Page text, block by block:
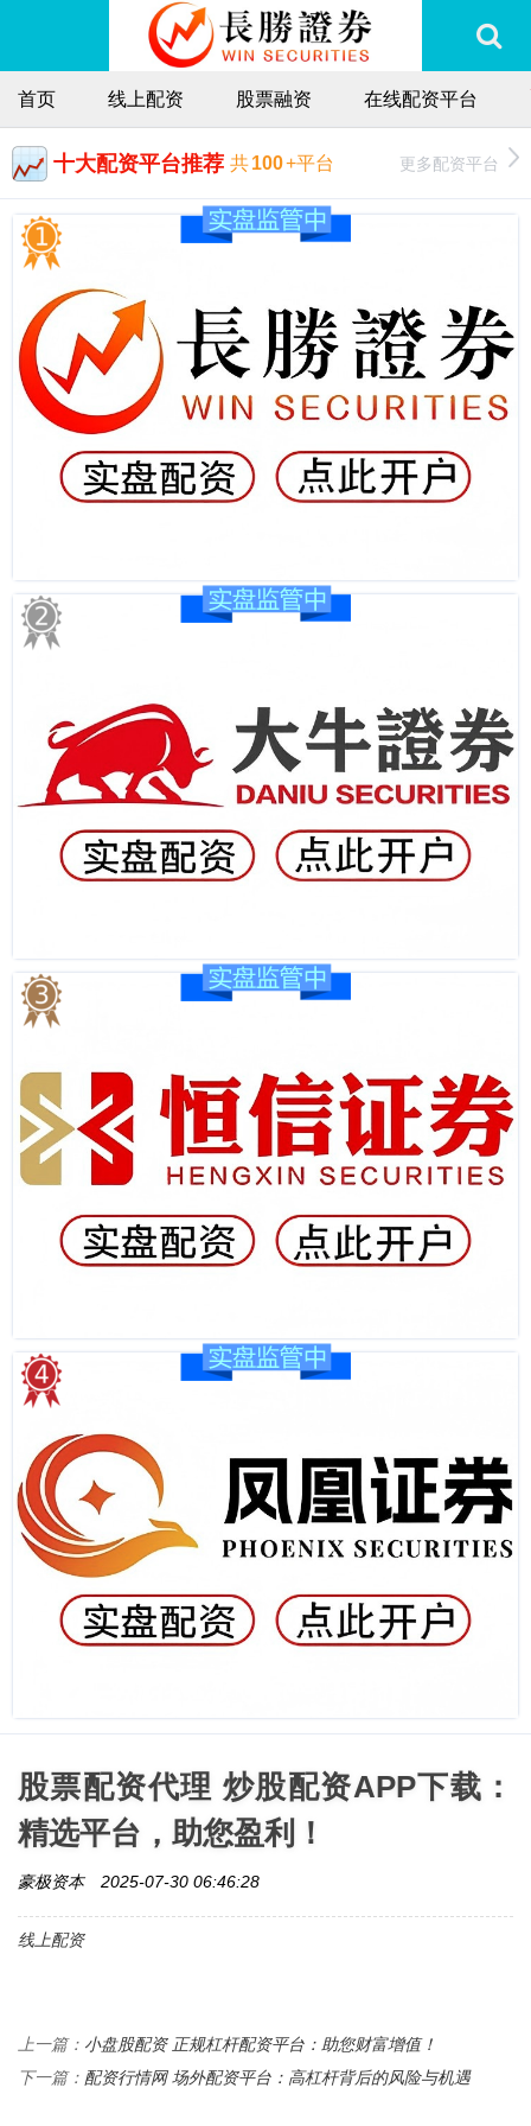
首页 线上配资 股票融资 在线配资平台
十大配资平台推荐 共100+平台 更多配资平台
股票配资代理 炒股配资APP下载：
精选平台，助您盈利！
豪极资本 2025-07-30 06:46:28
线上配资
上一篇： 小盘股配资 正规杠杆配资平台：助您财富增值！
下一篇： 配资行情网 场外配资平台：高杠杆背后的风险与机遇